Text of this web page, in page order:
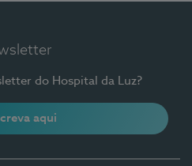
do Hospital da Luz?
aqui